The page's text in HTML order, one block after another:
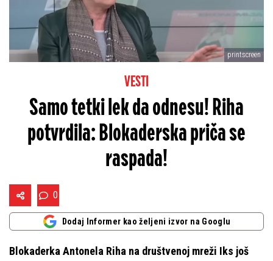
printscreen
VESTI
Samo tetki lek da odnesu! Riha
potvrdila: Blokaderska priča se
raspada!
0
Dodaj Informer kao željeni izvor na Googlu
Blokaderka Antonela Riha na društvenoj mreži Iks još